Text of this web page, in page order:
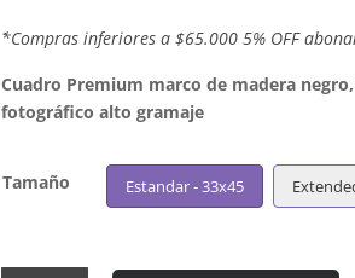
´*Compras inferiores a $65.000 5% OFF
Cuadro Premium marco de madera
fotográfico alto gramaje
Tamaño Estandar - 33x45